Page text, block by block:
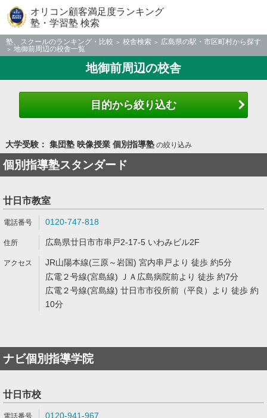
オリコン顧客満足度ランキング
塾・学習塾 検索
塾、スクールのランキング・比較 校舎検索
広島県の駅・市区町村から探す
地御前周辺の校舎一覧
地御前周辺の校舎
目的から絞り込む
大学受験： 集団塾 映像授業 個別指導塾の絞り込み
個別指導塾スタンダード
廿日市教室
0120-747-818
広島県廿日市市串戸2-17-5 いわみビル2F
JR山陽本線(三原～岩国) 宮内串戸より 徒歩 約5分
広電２号線(宮島線) ＪＡ広島病院前より 徒歩 約7分
広電２号線(宮島線) 廿日市市役所前（平良）より 徒歩 約
10分
ナビ個別指導学院
廿日市校
0120-941-967